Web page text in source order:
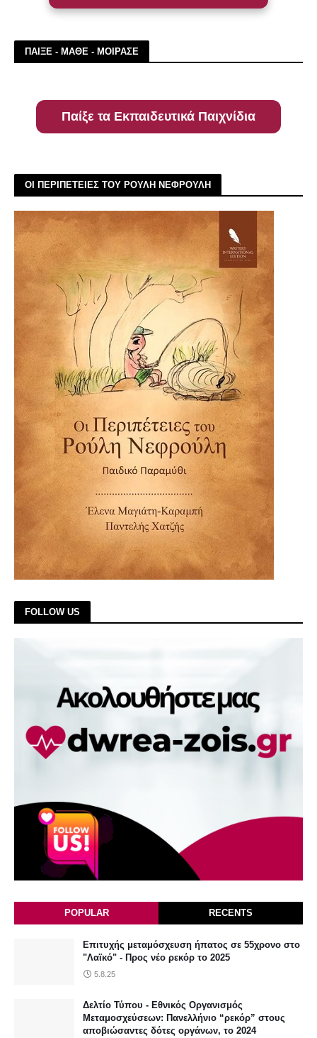
ΠΑΙΞΕ - ΜΑΘΕ - ΜΟΙΡΑΣΕ
Παίξε τα Εκπαιδευτικά Παιχνίδια
ΟΙ ΠΕΡΙΠΕΤΕΙΕΣ ΤΟΥ ΡΟΥΛΗ ΝΕΦΡΟΥΛΗ
FOLLOW US
POPULAR RECENTS
Επιτυχής μεταμόσχευση ήπατος σε 55χρονο στο
"Λαϊκό" - Προς νέο ρεκόρ το 2025
5.8.25
Δελτίο Τύπου - Εθνικός Οργανισμός
Μεταμοσχεύσεων: Πανελλήνιο “ρεκόρ” στους
αποβιώσαντες δότες οργάνων, το 2024